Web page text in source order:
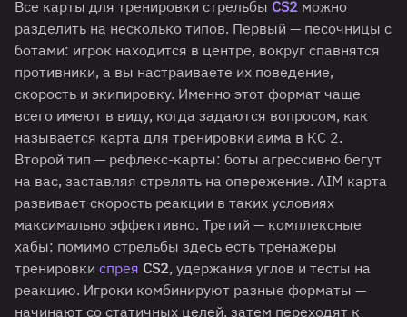
Все карты для тренировки стрельбы CS2 можно
разделить на несколько типов. Первый — песочницы с
ботами: игрок находится в центре, вокруг спавнятся
противники, а вы настраиваете их поведение,
скорость и экипировку. Именно этот формат чаще
всего имеют в виду, когда задаются вопросом, как
называется карта для тренировки аима в КС 2.
Второй тип — рефлекс-карты: боты агрессивно бегут
на вас, заставляя стрелять на опережение. AIM карта
развивает скорость реакции в таких условиях
максимально эффективно. Третий — комплексные
хабы: помимо стрельбы здесь есть тренажеры
тренировки спрея CS2, удержания углов и тесты на
реакцию. Игроки комбинируют разные форматы —
начинают со статичных целей, затем переходят к